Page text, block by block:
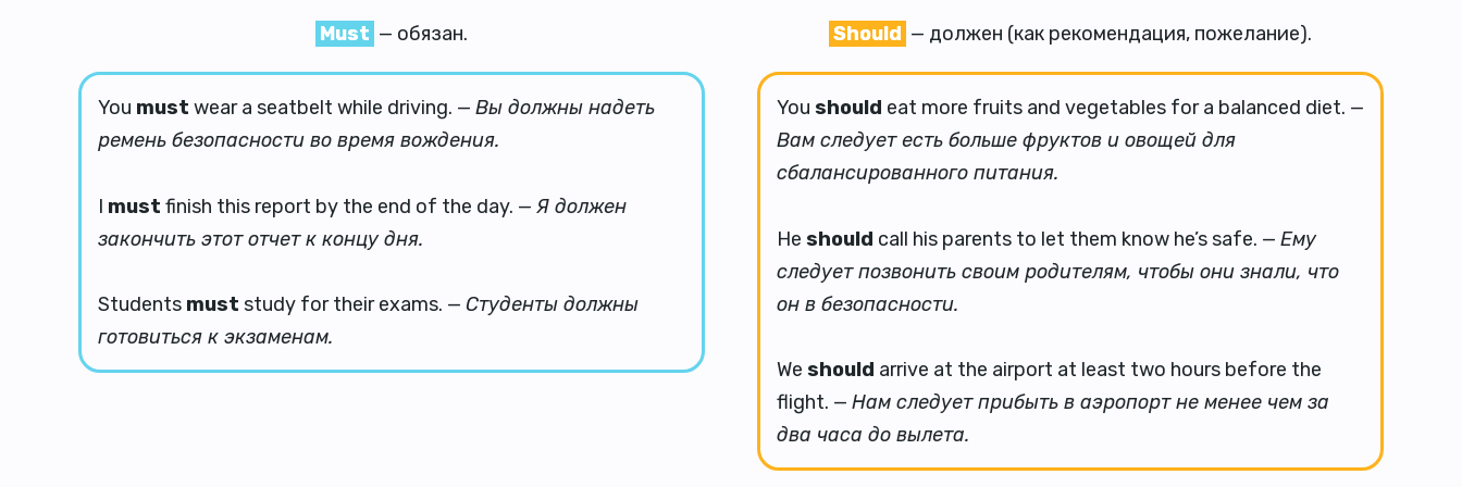
Must — обязан.
You must wear a seatbelt while driving. — Вы должны надеть
ремень безопасности во время вождения.
I must finish this report by the end of the day. — Я должен
закончить этот отчет к концу дня.
Students must study for their exams. — Студенты должны
готовиться к экзаменам.
Should — должен (как рекомендация, пожелание).
You should eat more fruits and vegetables for a balanced diet. —
Вам следует есть больше фруктов и овощей для
сбалансированного питания.
He should call his parents to let them know he’s safe. — Ему
следует позвонить своим родителям, чтобы они знали, что
он в безопасности.
We should arrive at the airport at least two hours before the
flight. — Нам следует прибыть в аэропорт не менее чем за
два часа до вылета.